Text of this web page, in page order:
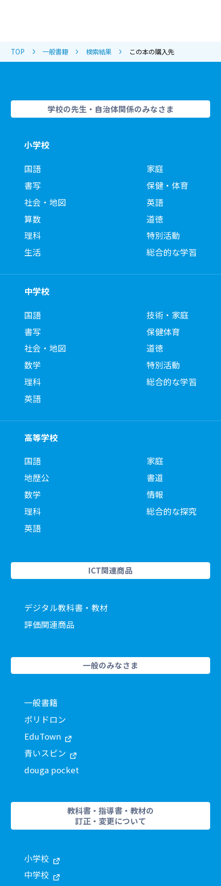
TOP 一般書籍 検索結果 この本の購入先
学校の先生・自治体関係のみなさま
小学校
国語
書写
社会・地図
算数
理科
生活
家庭
保健・体育
英語
道徳
特別活動
総合的な学習
中学校
国語
書写
社会・地図
数学
理科
英語
技術・家庭
保健体育
道徳
特別活動
総合的な学習
高等学校
国語
地歴公
数学
理科
英語
家庭
書道
情報
総合的な探究
ICT関連商品
デジタル教科書・教材
評価関連商品
一般のみなさま
一般書籍
ポリドロン
EduTown
青いスピン
douga pocket
教科書・指導書・教材の
訂正・変更について
小学校
中学校